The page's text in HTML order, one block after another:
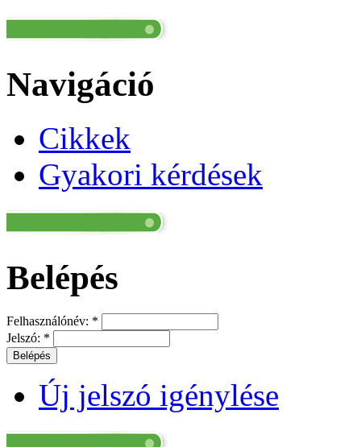
Navigáció
Cikkek
Gyakori kérdések
Belépés
Felhasználónév: *
Jelszó: *
Új jelszó igénylése